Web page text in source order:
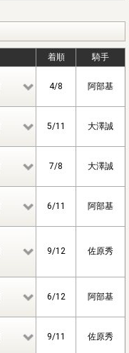
着順
騎手
4/8 阿部基
5/11 大澤誠
7/8 大澤誠
6/11 阿部基
9/12 佐原秀
6/12 阿部基
9/11 佐原秀